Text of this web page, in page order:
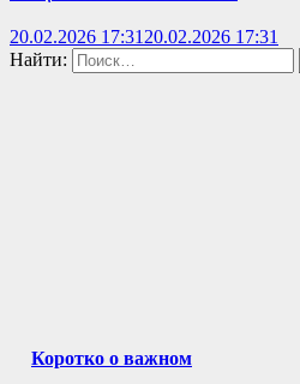
20.02.2026 17:31 20.02.2026 17:31
Найти:
Коротко о важном